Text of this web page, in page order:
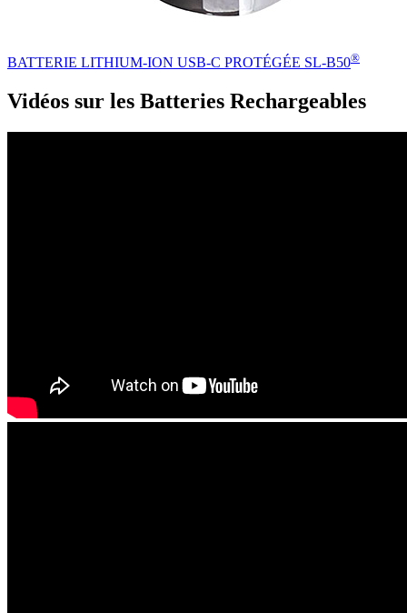
BATTERIE LITHIUM-ION USB-C PROTÉGÉE SL-B50®
Vidéos sur les Batteries Rechargeables